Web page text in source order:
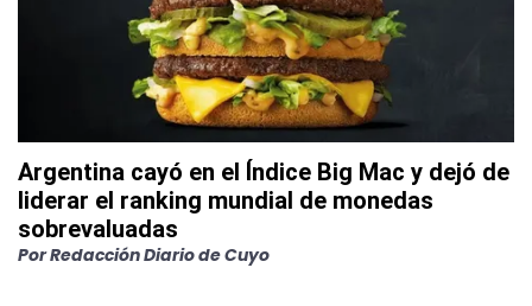
Argentina cayó en el Índice Big Mac y dejó de
liderar el ranking mundial de monedas
sobrevaluadas
PorRedacción Diario de Cuyo